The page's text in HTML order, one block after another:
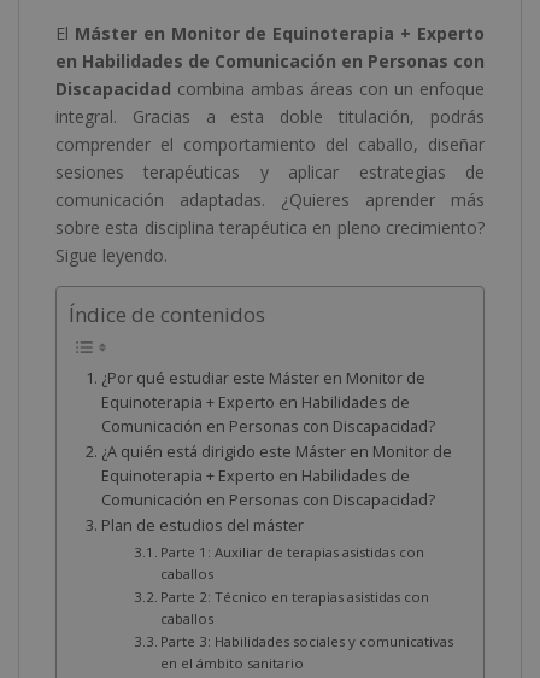
El Máster en Monitor de Equinoterapia + Experto
en Habilidades de Comunicación en Personas con
Discapacidad combina ambas áreas con un enfoque
integral. Gracias a esta doble titulación, podrás
comprender el comportamiento del caballo, diseñar
sesiones terapéuticas y aplicar estrategias de
comunicación adaptadas. ¿Quieres aprender más
sobre esta disciplina terapéutica en pleno crecimiento?
Sigue leyendo.
Índice de contenidos
¿Por qué estudiar este Máster en Monitor de
Equinoterapia + Experto en Habilidades de
Comunicación en Personas con Discapacidad?
¿A quién está dirigido este Máster en Monitor de
Equinoterapia + Experto en Habilidades de
Comunicación en Personas con Discapacidad?
Plan de estudios del máster
Parte 1: Auxiliar de terapias asistidas con
caballos
Parte 2: Técnico en terapias asistidas con
caballos
Parte 3: Habilidades sociales y comunicativas
en el ámbito sanitario